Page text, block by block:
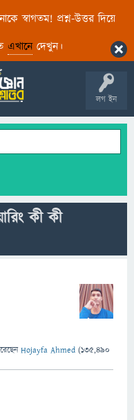
স্বাগতম! প্রশ্ন-উত্তর দিয়ে
এখানেদেখুন।
লগ ইন
কী কী
Hojayfa Ahmed (135,490